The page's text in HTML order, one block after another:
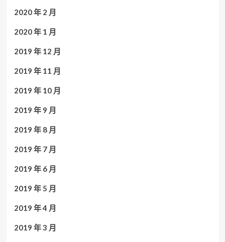
2020 年 2 月
2020 年 1 月
2019 年 12 月
2019 年 11 月
2019 年 10 月
2019 年 9 月
2019 年 8 月
2019 年 7 月
2019 年 6 月
2019 年 5 月
2019 年 4 月
2019 年 3 月